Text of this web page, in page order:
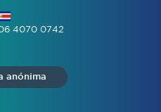
4070 0742
anónima